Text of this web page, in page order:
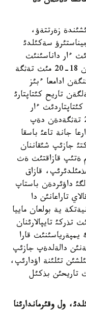
زةرتتةؤ،
سةكئلدئ
ءار داناسئنئث
وزئندئك قذنئن شئعارؤ ءذشئن مولشةرمةن 18-20 مئث تةثگة
ادامعا ءبئز
تاريح كئتاپتارئ
ءار
داناسئنئث ساتئلئم باعاسئن 1500-2000 تةثگةدةن دةپ
جانة تاعئ باسقا
جازئپ شئقاننان
ةتئپ قازاقتئث ةث
قازاق
داؤئردةن باستاپ
تاراعانئن دا
ية بولعان ماييا
تذركئ تايپالارئنان
قارا
دالةلدةپ جازئپ
تئلئنة اؤدارئپ،
تاريحئن بذكئل
ول وقئرماندارئنا